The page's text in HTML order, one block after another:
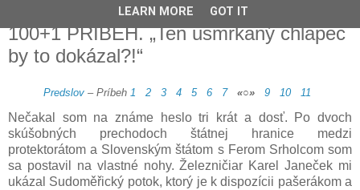
100+1 PRÍBEH. „Ten usmrkaný chlapec
by to dokázal?!“
Predslov– Príbeh 1 2 3 4 5 6 7 «○» 9 10 11
Nečakal som na známe heslo tri krát a dosť. Po dvoch
skúšobných prechodoch štátnej hranice medzi
protektorátom a Slovenským štátom s Ferom Srholcom som
sa postavil na vlastné nohy. Železničiar Karel Janeček mi
ukázal Sudoměřický potok, ktorý je k dispozícii pašerákom a
LEARN MORE GOT IT